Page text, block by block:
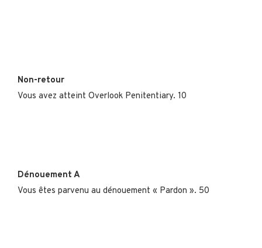
Non-retour
Vous avez atteint Overlook Penitentiary. 10
Dénouement A
Vous êtes parvenu au dénouement « Pardon ». 50